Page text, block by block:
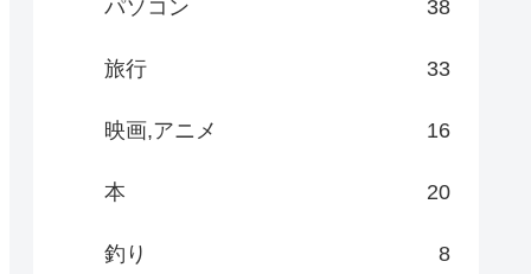
パソコン 38
旅行 33
映画,アニメ 16
本 20
釣り 8